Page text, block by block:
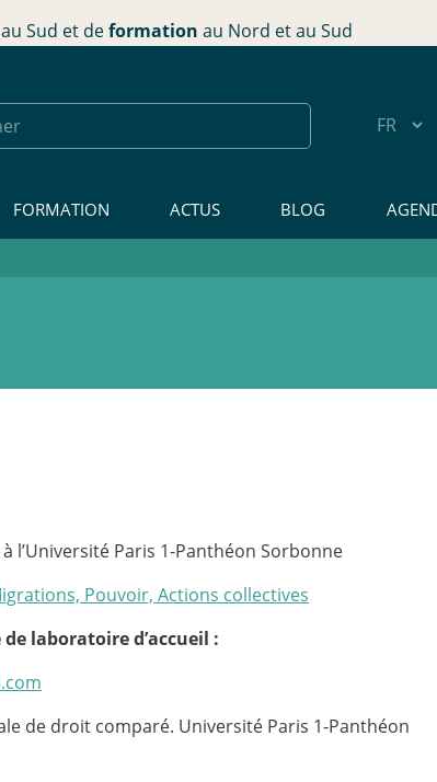
au Sud et deformation au Nord et au Sud
FORMATION ACTUS BLOG
l’Université Paris 1-Panthéon Sorbonne
Pouvoir, Actions collectives
laboratoire d’accueil :
de droit comparé. Université Paris 1-Panthéon